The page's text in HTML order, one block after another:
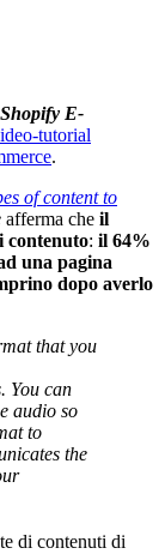
Shopify E-
tutorial
.
of content to
afferma che il
contenuto: il 64%
una pagina
dopo averlo
that you
You can
audio so
to
the
di contenuti di